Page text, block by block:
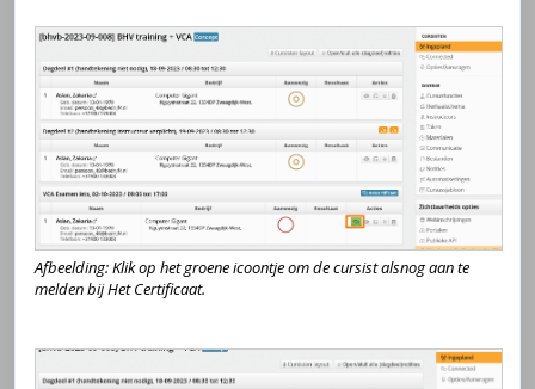
Afbeelding: Klik op het groene icoontje om de cursist alsnog aan te
melden bij Het Certificaat.